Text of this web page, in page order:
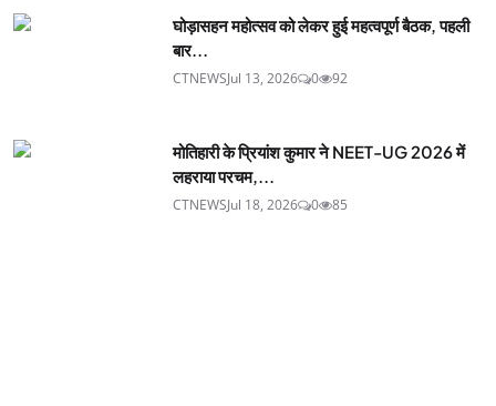
घोड़ासहन महोत्सव को लेकर हुई महत्वपूर्ण बैठक, पहली
बार...
CTNEWSJul 13, 2026 0 92
मोतिहारी के प्रियांश कुमार ने NEET-UG 2026 में
लहराया परचम,...
CTNEWSJul 18, 2026 0 85